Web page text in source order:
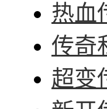
热血
传奇
超变